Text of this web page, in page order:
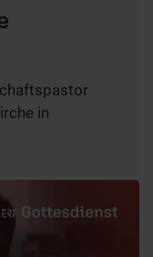
in